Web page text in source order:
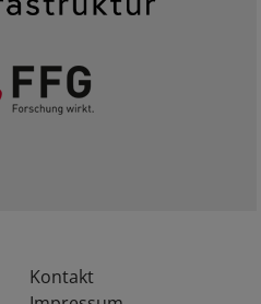
Kontakt